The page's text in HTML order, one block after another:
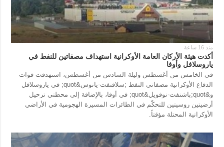
رياضة
المزيد
التقارير
مقابلات
الصور
الفيديوهات
خدمات
الاشتراك
بنك الصور
منذ 16 ساعة
أكدت هيئة الأركان العامة الأوكرانية استهداف مصفاتين للنفط في
ياروسلافل وأوفا
في الخامس من أغسطس وليلة السادس من أغسطس، استهدفت قوات
الدفاع الأوكرانية مصفاتي النفط ;سلافنفت-يانوس&quot; في ياروسلافل
و&quot;باشنفت-نوفويل&quot; في أوفا، بالإضافة إلى محطتي ترحيل
أرضيتين روسيتين للتحكّم في الطائرات المسيرة الهجومية في الأراضي
الأوكرانية المحتلة مؤقتاً.